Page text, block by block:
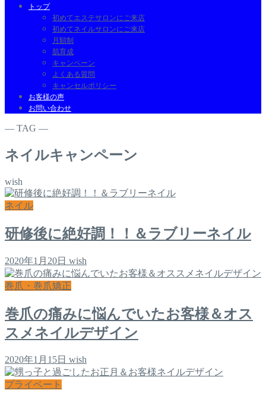
トップ
初めてエステサロンにご来店
初めてネイルサロンにご来店
月額制
肌育成
キャンペーン
よくある質問
キャンセルポリシー
お客様の声
お問い合わせ
― TAG ―
ネイルキャンペーン
wish
ネイル
研修後に絶好調！！＆ラブリーネイル
2020年1月20日 wish
巻爪・巻爪矯正
巻爪の痛みに悩んでいたお客様＆オス
スメネイルデザイン
2020年1月15日 wish
プライベート